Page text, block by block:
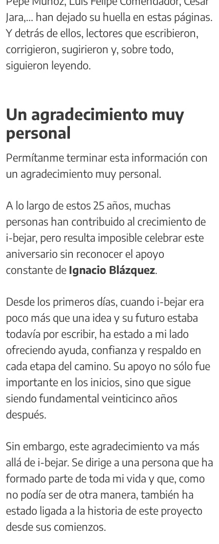
Jara,... han dejado su huella en estas páginas.
Y detrás de ellos, lectores que escribieron,
corrigieron, sugirieron y, sobre todo,
siguieron leyendo.
Un agradecimiento muy
personal
Permítanme terminar esta información con
un agradecimiento muy personal.
A lo largo de estos 25 años, muchas
personas han contribuido al crecimiento de
i-bejar, pero resulta imposible celebrar este
aniversario sin reconocer el apoyo
constante de Ignacio Blázquez.
Desde los primeros días, cuando i-bejar era
poco más que una idea y su futuro estaba
todavía por escribir, ha estado a mi lado
ofreciendo ayuda, confianza y respaldo en
cada etapa del camino. Su apoyo no sólo fue
importante en los inicios, sino que sigue
siendo fundamental veinticinco años
después.
Sin embargo, este agradecimiento va más
allá de i-bejar. Se dirige a una persona que ha
formado parte de toda mi vida y que, como
no podía ser de otra manera, también ha
estado ligada a la historia de este proyecto
desde sus comienzos.